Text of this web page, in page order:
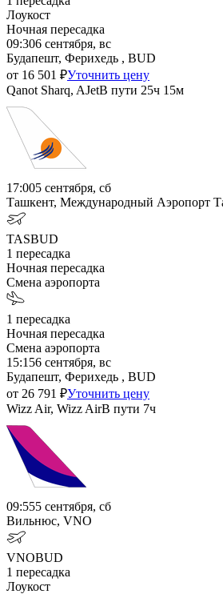
Лоукост
Ночная пересадка
09:306 сентября, вс
Будапешт, Ферихедь , BUD
от 16 501 ₽Уточнить цену
Qanot Sharq, AJetВ пути 25ч 15м
17:005 сентября, сб
Ташкент, Международный Аэропорт
TASBUD
1 пересадка
Ночная пересадка
Смена аэропорта
1 пересадка
Ночная пересадка
Смена аэропорта
15:156 сентября, вс
Будапешт, Ферихедь , BUD
от 26 791 ₽Уточнить цену
Wizz Air, Wizz AirВ пути 7ч
09:555 сентября, сб
Вильнюс, VNO
VNOBUD
1 пересадка
Лоукост